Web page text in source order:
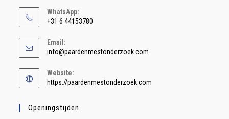
WhatsApp:
+31 6 44153780
Email:
info@paardenmestonderzoek.com
Website:
https://paardenmestonderzoek.com
Openingstijden